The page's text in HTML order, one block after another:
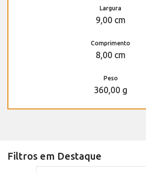
Largura
9,00 cm
Comprimento
8,00 cm
Peso
360,00 g
Filtros em Destaque